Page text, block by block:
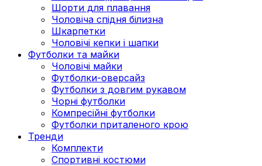
Шорти для плавання
Чоловіча спідня білизна
Шкарпетки
Чоловічі кепки і шапки
Футболки та майки
Чоловічі майки
Футболки-оверсайз
Футболки з довгим рукавом
Чорні футболки
Компресійні футболки
Футболки приталеного крою
Тренди
Комплекти
Спортивні костюми